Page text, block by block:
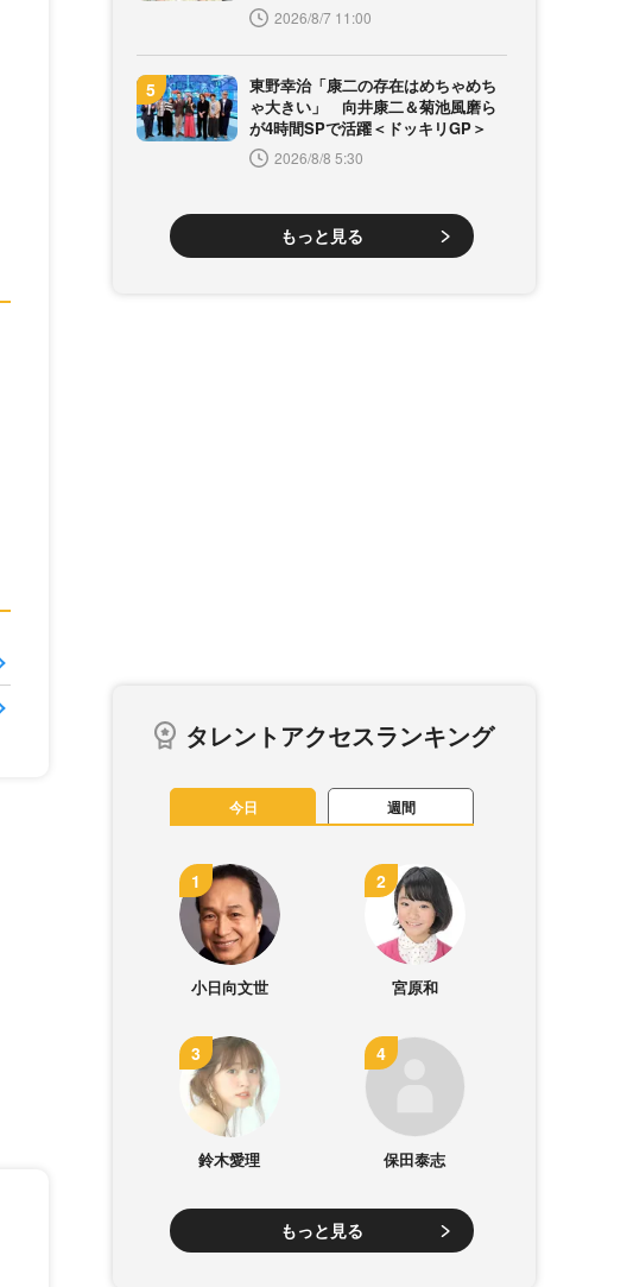
2026/8/7 11:00
東野幸治「康二の存在はめちゃめち
ゃ大きい」 向井康二＆菊池風磨ら
が4時間SPで活躍＜ドッキリGP＞
2026/8/8 5:30
もっと見る
タレントアクセスランキング
今日 週間
小日向文世 宮原和
鈴木愛理 保田泰志
もっと見る